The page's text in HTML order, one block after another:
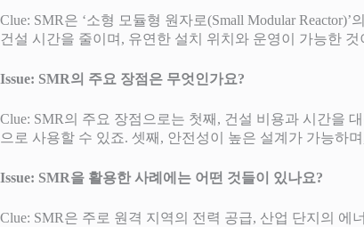
Clue: SMR은 ‘소형 모듈형 원자로(Small Modular
건설 시간을 줄이며, 유연한 설치 위치와 운영이 가능한 것
Issue: SMR의 주요 장점은 무엇인가요?
Clue: SMR의 주요 장점으로는 첫째, 건설 비용과 시간을
으로 사용할 수 있죠. 셋째, 안전성이 높은 설계가 가능하
Issue: SMR을 활용한 사례에는 어떤 것들이 있나요?
Clue: SMR은 주로 원격 지역의 전력 공급, 산업 단지의